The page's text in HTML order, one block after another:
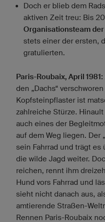
Doch er blieb dem
aktiven Zeit treu: Bis
Organisationsteam der
stets einer der ersten,
gratulierten.
Paris-Roubaix, April 1981:
den „Dachs“
Kopfsteinpflaster ist
zahlreiche Stürze.
auch eines der
auf dem Weg liegen. Der
sein Fahrrad und trägt es
die wilde Jagd weiter.
reichen, rennt ihm
Hund vors Fahrrad und
sieht nicht danach aus,
amtierende Straßen-
Rennen Paris-Roubaix